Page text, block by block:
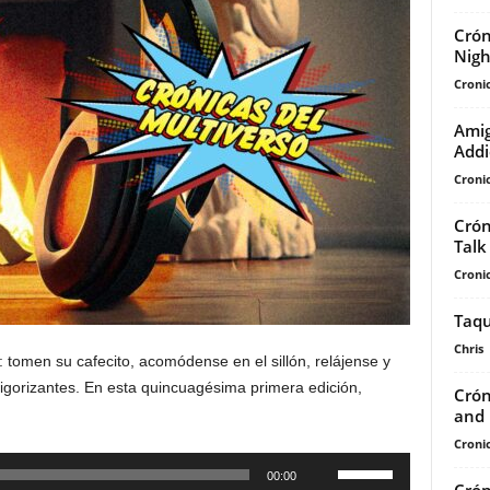
su cafecito, acomódense en el sillón, relájense y
En esta quincuagésima primera edición,
00:00
Talk
Chris
and